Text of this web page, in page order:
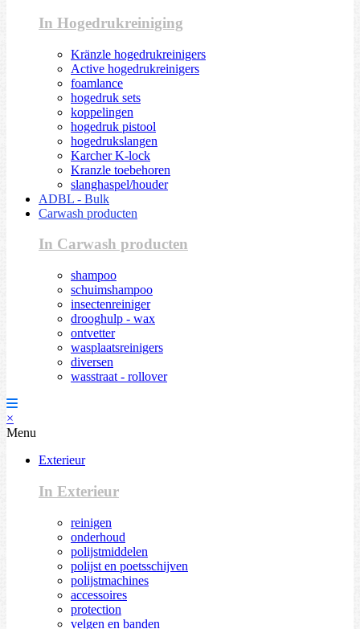
In Hogedrukreiniging
Kränzle hogedrukreinigers
Active hogedrukreinigers
foamlance
hogedruk sets
koppelingen
hogedruk pistool
hogedrukslangen
Karcher K-lock
Kranzle toebehoren
slanghaspel/houder
ADBL - Bulk
Carwash producten
In Carwash producten
shampoo
schuimshampoo
insectenreiniger
drooghulp - wax
ontvetter
wasplaatsreinigers
diversen
wasstraat - rollover
×
Menu
Exterieur
In Exterieur
reinigen
onderhoud
polijstmiddelen
polijst en poetsschijven
polijstmachines
accessoires
protection
velgen en banden